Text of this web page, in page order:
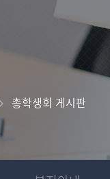
총학생회 게시판